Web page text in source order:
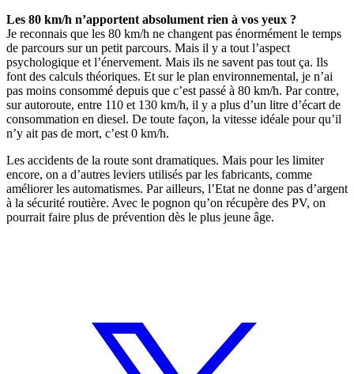
Les 80 km/h n’apportent absolument rien à vos yeux ?
Je reconnais que les 80 km/h ne changent pas énormément le temps
de parcours sur un petit parcours. Mais il y a tout l’aspect
psychologique et l’énervement. Mais ils ne savent pas tout ça. Ils
font des calculs théoriques. Et sur le plan environnemental, je n’ai
pas moins consommé depuis que c’est passé à 80 km/h. Par contre,
sur autoroute, entre 110 et 130 km/h, il y a plus d’un litre d’écart de
consommation en diesel. De toute façon, la vitesse idéale pour qu’il
n’y ait pas de mort, c’est 0 km/h.
Les accidents de la route sont dramatiques. Mais pour les limiter
encore, on a d’autres leviers utilisés par les fabricants, comme
améliorer les automatismes. Par ailleurs, l’Etat ne donne pas d’argent
à la sécurité routière. Avec le pognon qu’on récupère des PV, on
pourrait faire plus de prévention dès le plus jeune âge.